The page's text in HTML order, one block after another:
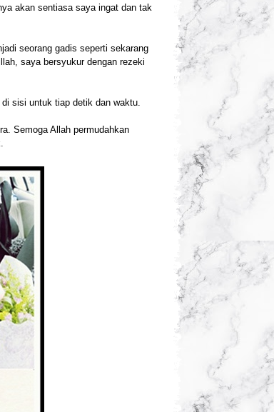
akan sentiasa saya ingat dan tak
seorang gadis seperti sekarang
saya bersyukur dengan rezeki
sisi untuk tiap detik dan waktu.
Semoga Allah permudahkan